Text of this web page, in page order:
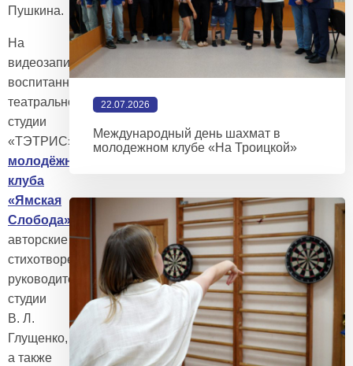
Пушкина.
На
видеозаписи
воспитанники
театральной
студии
«ТЭТРИС»
подростково-
молодёжного
клуба
«Ямская
Слобода»
читают
авторские
стихотворения
руководителя
студии
В. Л.
Глущенко,
а также
22.07.2026
Международный день шахмат в
молодежном клубе «На Троицкой»